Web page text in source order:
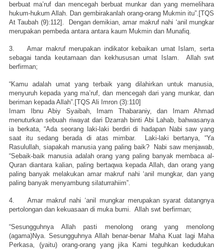
berbuat ma’ruf dan mencegah berbuat munkar dan yang memelihara
hukum-hukum Allah. Dan gembirakanlah orang-orang Mukmin itu”.[TQS
At Taubah (9):112]. Dengan demikian, amar makruf nahi ‘anil mungkar
merupakan pembeda antara antara kaum Mukmin dan Munafiq.
3. Amar makruf merupakan indikator kebaikan umat Islam, serta
sebagai tanda keutamaan dan kekhususan umat Islam. Allah swt
berfirman;
“Kamu adalah umat yang terbaik yang dilahirkan untuk manusia,
menyuruh kepada yang ma’ruf, dan mencegah dari yang munkar, dan
beriman kepada Allah”.[TQS Ali Imron (3):110]
Imam Ibnu Abiy Syaibah, Imam Thabaraniy, dan Imam Ahmad
menuturkan sebuah riwayat dari Dzarrah binti Abi Lahab, bahwasanya
ia berkata, “Ada seorang laki-laki berdiri di hadapan Nabi saw yang
saat itu sedang berada di atas mimbar. Laki-laki bertanya, “Ya
Rasulullah, siapakah manusia yang paling baik? Nabi saw menjawab,
“Sebaik-baik manusia adalah orang yang paling banyak membaca al-
Quran diantara kalian, paling bertaqwa kepada Allah, dan orang yang
paling banyak melakukan amar makruf nahi ‘anil mungkar, dan yang
paling banyak menyambung silaturrahiim”.
4. Amar makruf nahi ‘anil mungkar merupakan syarat datangnya
pertolongan dan kekuasaan di muka bumi. Allah swt berfirman;
“Sesungguhnya Allah pasti menolong orang yang menolong
(agama)Nya. Sesungguhnya Allah benar-benar Maha Kuat lagi Maha
Perkasa, (yaitu) orang-orang yang jika Kami teguhkan kedudukan